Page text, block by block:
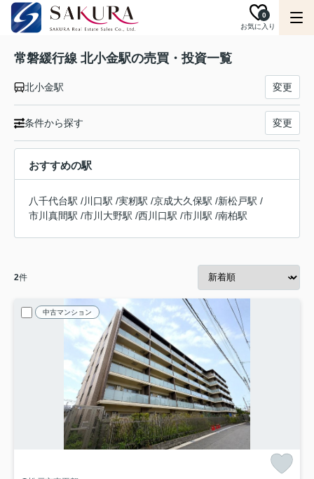
お気に入り
0
常磐緩行線 北小金駅の売買・投資一覧
北小金駅 変更
条件から探す 変更
おすすめの駅
八千代台駅 /川口駅 /実籾駅 /京成大久保駅 /新松戸駅 /
市川真間駅 /市川大野駅 /西川口駅 /市川駅 /南柏駅
2件
中古マンション